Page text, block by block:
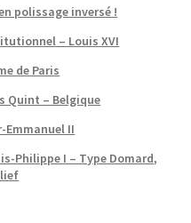
polissage inversé !
– Louis XVI
de Paris
Quint – Belgique
Emmanuel II
Philippe I – Type Domard,